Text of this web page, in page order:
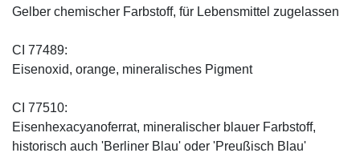
Gelber chemischer Farbstoff, für Lebensmittel zugelassen
CI 77489:
Eisenoxid, orange, mineralisches Pigment
CI 77510:
Eisenhexacyanoferrat, mineralischer blauer Farbstoff,
historisch auch 'Berliner Blau' oder 'Preußisch Blau'